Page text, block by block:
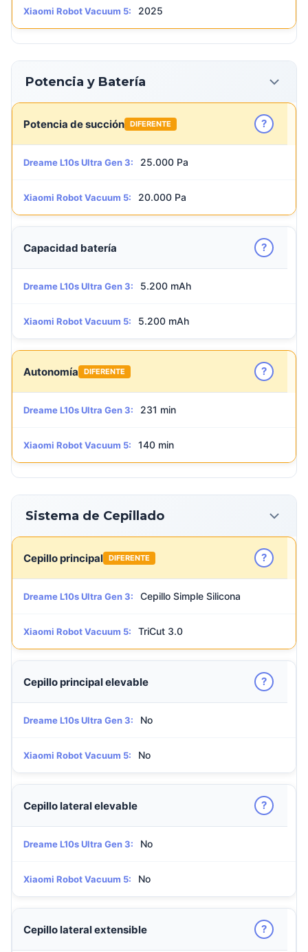
Xiaomi Robot Vacuum 5: 2025
Potencia y Batería
Potencia de succión DIFERENTE ?
Dreame L10s Ultra Gen 3: 25.000 Pa
Xiaomi Robot Vacuum 5: 20.000 Pa
Capacidad batería ?
Dreame L10s Ultra Gen 3: 5.200 mAh
Xiaomi Robot Vacuum 5: 5.200 mAh
Autonomía DIFERENTE ?
Dreame L10s Ultra Gen 3: 231 min
Xiaomi Robot Vacuum 5: 140 min
Sistema de Cepillado
Cepillo principal DIFERENTE ?
Dreame L10s Ultra Gen 3: Cepillo Simple Silicona
Xiaomi Robot Vacuum 5: TriCut 3.0
Cepillo principal elevable ?
Dreame L10s Ultra Gen 3: No
Xiaomi Robot Vacuum 5: No
Cepillo lateral elevable ?
Dreame L10s Ultra Gen 3: No
Xiaomi Robot Vacuum 5: No
Cepillo lateral extensible ?